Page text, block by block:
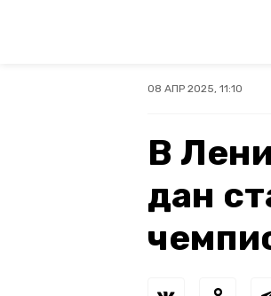
08 АПР 2025, 11:10
В
дан